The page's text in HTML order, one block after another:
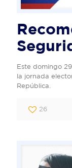
Este domingo
la jornada
República.
26